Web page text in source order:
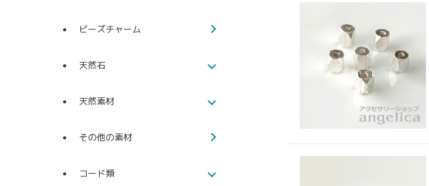
ビーズチャーム
天然石
天然素材
その他の素材
コード類